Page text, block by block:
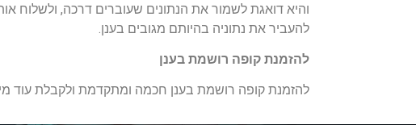
והיא דואגת לשמור את הנתונים שעוברים דרכה,
להעביר את נתוניה בהיותם מגובים בענן.
להזמנת קופה רושמת בענן
להזמנת קופה רושמת בענן חכמה ומתקדמת ולקבלת עוד מידע